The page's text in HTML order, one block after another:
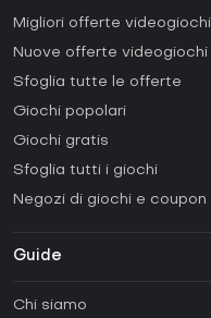
Migliori offerte videogiochi
Nuove offerte videogiochi
Sfoglia tutte le offerte
Giochi popolari
Giochi gratis
Sfoglia tutti i giochi
Negozi di giochi e coupon
Guide
Chi siamo